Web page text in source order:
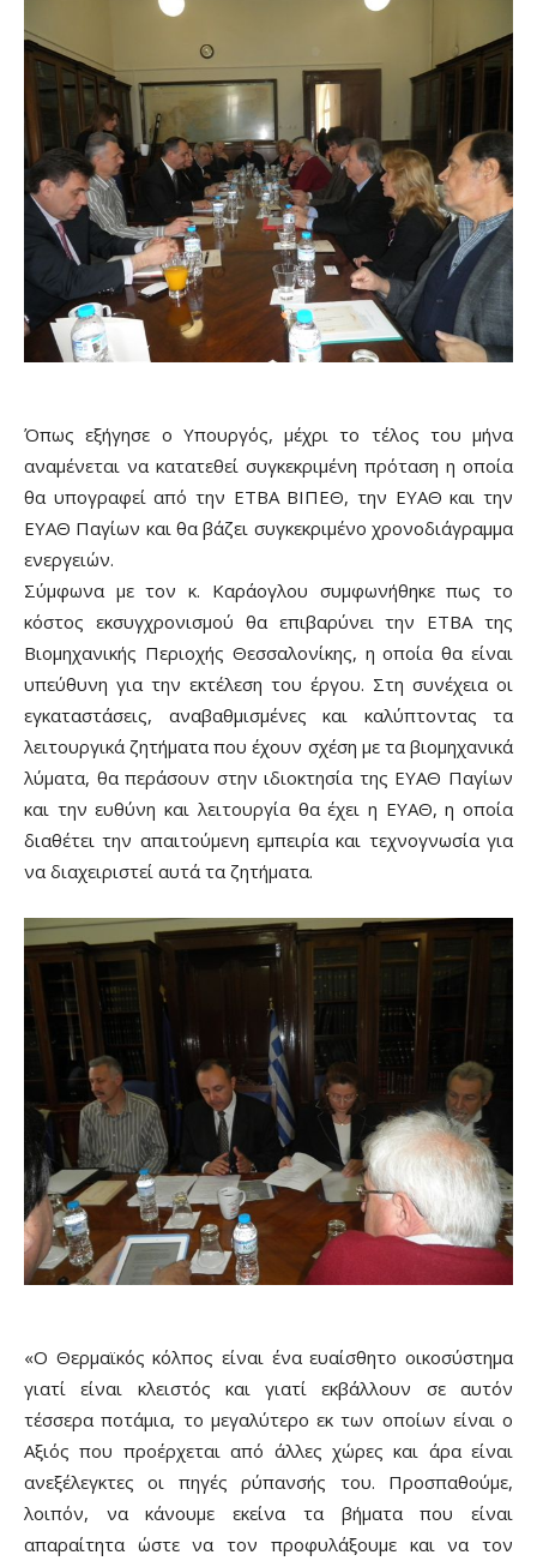
Όπως εξήγησε ο Υπουργός, μέχρι το τέλος του μήνα
αναμένεται να κατατεθεί συγκεκριμένη πρόταση η οποία
θα υπογραφεί από την ΕΤΒΑ ΒΙΠΕΘ, την ΕΥΑΘ και την
ΕΥΑΘ Παγίων και θα βάζει συγκεκριμένο χρονοδιάγραμμα
ενεργειών.
Σύμφωνα με τον κ. Καράογλου συμφωνήθηκε πως το
κόστος εκσυγχρονισμού θα επιβαρύνει την ΕΤΒΑ της
Βιομηχανικής Περιοχής Θεσσαλονίκης, η οποία θα είναι
υπεύθυνη για την εκτέλεση του έργου. Στη συνέχεια οι
εγκαταστάσεις, αναβαθμισμένες και καλύπτοντας τα
λειτουργικά ζητήματα που έχουν σχέση με τα βιομηχανικά
λύματα, θα περάσουν στην ιδιοκτησία της ΕΥΑΘ Παγίων
και την ευθύνη και λειτουργία θα έχει η ΕΥΑΘ, η οποία
διαθέτει την απαιτούμενη εμπειρία και τεχνογνωσία για
να διαχειριστεί αυτά τα ζητήματα.
«Ο Θερμαϊκός κόλπος είναι ένα ευαίσθητο οικοσύστημα
γιατί είναι κλειστός και γιατί εκβάλλουν σε αυτόν
τέσσερα ποτάμια, το μεγαλύτερο εκ των οποίων είναι ο
Αξιός που προέρχεται από άλλες χώρες και άρα είναι
ανεξέλεγκτες οι πηγές ρύπανσής του. Προσπαθούμε,
λοιπόν, να κάνουμε εκείνα τα βήματα που είναι
απαραίτητα ώστε να τον προφυλάξουμε και να τον